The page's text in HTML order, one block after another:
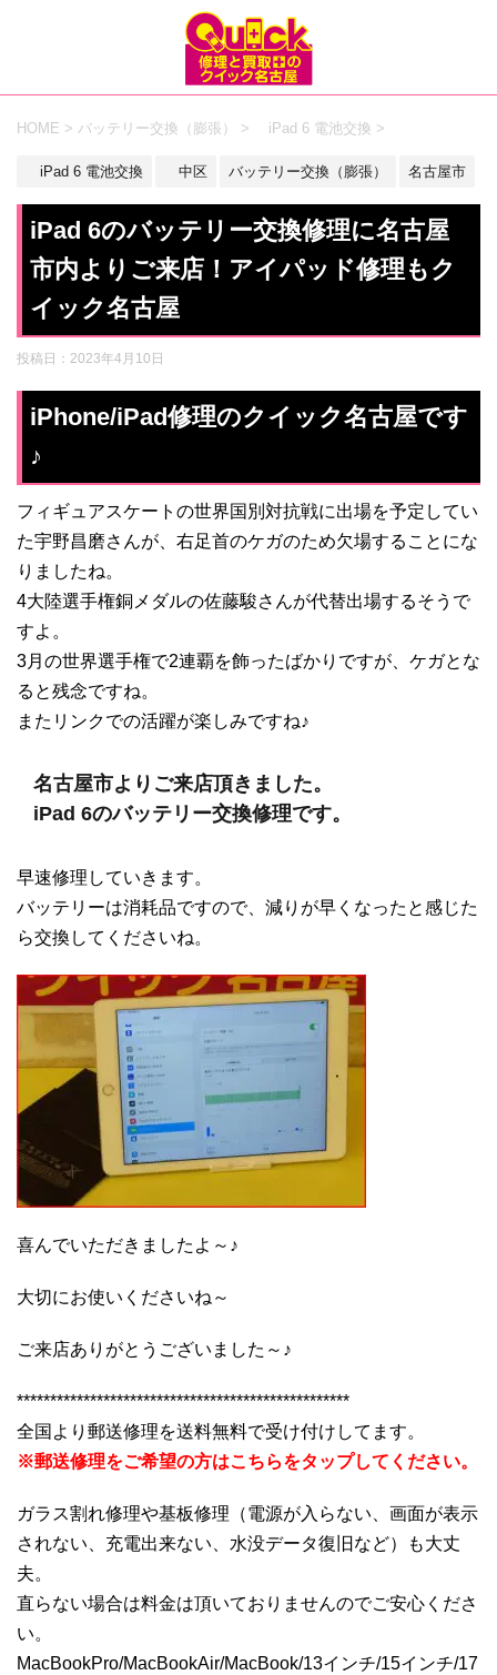
HOME > バッテリー交換（膨張） > iPad 6 電池交換 >
iPad 6 電池交換 中区 バッテリー交換（膨張） 名古屋市
iPad 6のバッテリー交換修理に名古屋
市内よりご来店！アイパッド修理もク
イック名古屋
投稿日： 2023年4月10日
iPhone/iPad修理のクイック名古屋です
♪
フィギュアスケートの世界国別対抗戦に出場を予定してい
た宇野昌磨さんが、右足首のケガのため欠場することにな
りましたね。
4大陸選手権銅メダルの佐藤駿さんが代替出場するそうで
すよ。
3月の世界選手権で2連覇を飾ったばかりですが、ケガとな
ると残念ですね。
またリンクでの活躍が楽しみですね♪
名古屋市よりご来店頂きました。
iPad 6のバッテリー交換修理です。
早速修理していきます。
バッテリーは消耗品ですので、減りが早くなったと感じた
ら交換してくださいね。
喜んでいただきましたよ～♪
大切にお使いくださいね～
ご来店ありがとうございました～♪
**************************************************
全国より郵送修理を送料無料で受け付けしてます。
※郵送修理をご希望の方はこちらをタップしてください。
ガラス割れ修理や基板修理（電源が入らない、画面が表示
されない、充電出来ない、水没データ復旧など）も大丈
夫。
直らない場合は料金は頂いておりませんのでご安心くださ
い。
MacBookPro/MacBookAir/MacBook/13インチ/15インチ/17